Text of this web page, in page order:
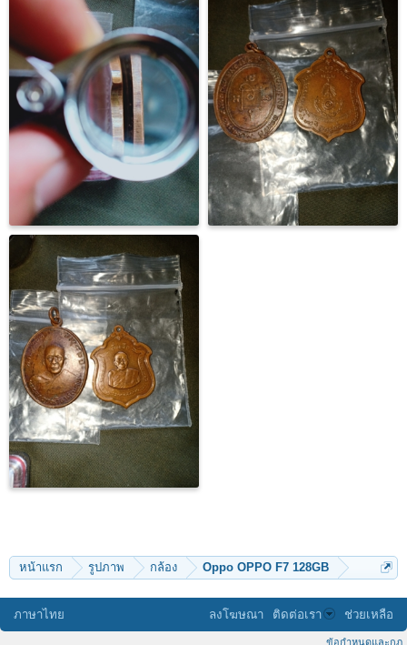
หน้าแรก รูปภาพ กล้อง Oppo OPPO F7 128GB
ภาษาไทย ลงโฆษณา ติดต่อเรา ช่วยเหลือ
ข้อกำหนดและกฎ